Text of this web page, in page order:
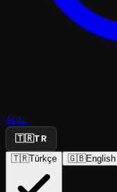
Ara...
🇹🇷TR
🇹🇷Türkçe 🇬🇧English